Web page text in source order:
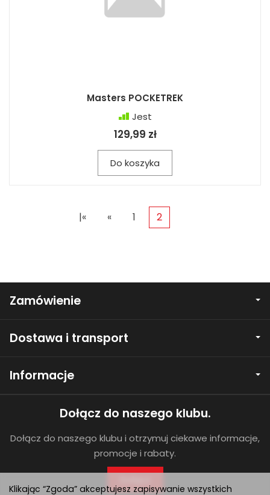
Masters POCKETREK
Jest
129,99 zł
Do koszyka
|« « 1 2
Zamówienie
Dostawa i transport
Informacje
Dołącz do naszego klubu.
Dołącz do naszego klubu i otrzymuj ciekawe informacje,
promocje i rabaty.
Klikając “Zgoda” akceptujesz zapisywanie wszystkich